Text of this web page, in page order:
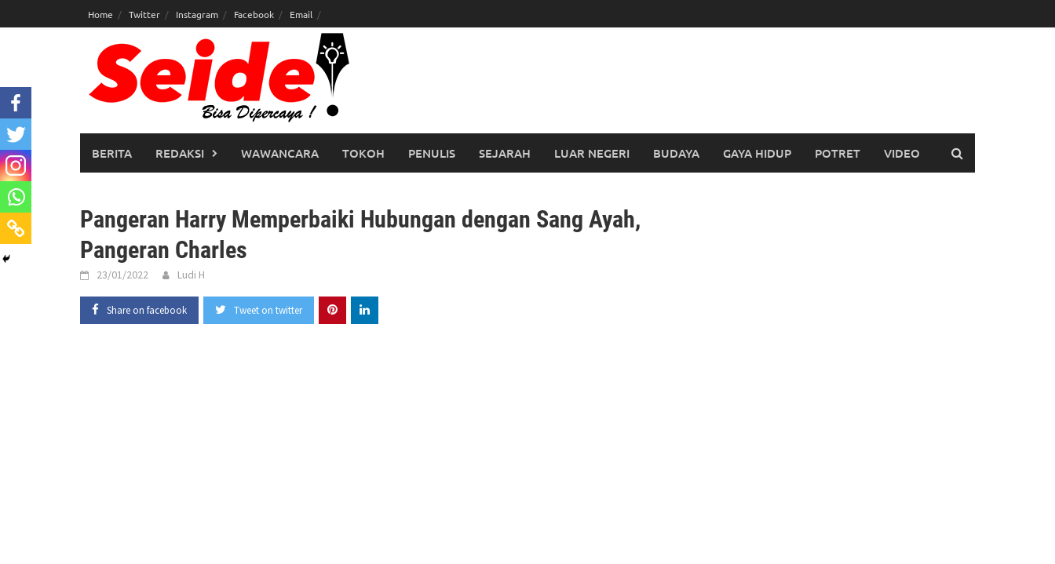
to
Home Twitter Instagram Facebook Email
BERITA REDAKSI WAWANCARA TOKOH PENULIS SEJARAH LUAR NEGERI BUDAYA GAYA HIDUP POTRET VIDEO
Pangeran Harry Memperbaiki Hubungan dengan Sang Ayah,
Pangeran Charles
23/01/2022 Ludi H
Share on facebook Tweet on twitter